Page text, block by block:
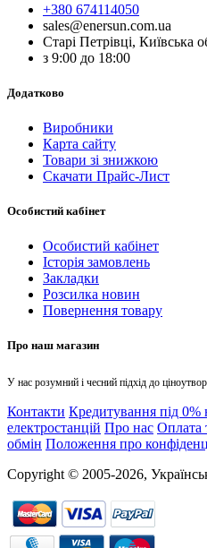
+380 674114050
sales@enersun.com.ua
Старі Петрівці, Київська
з 9:00 до 18:00
Додатково
Виробники
Карта сайту
Товари зі знижкою
Скачати Прайс-Лист
Особистий кабінет
Особистий кабінет
Історія замовлень
Закладки
Розсилка новин
Повернення товару
Про наш магазин
У нас розумний і чесний підхід до
Контакти Кредитування під 0%
електростанцій Про нас Оплата
обмін Положення про
Copyright © 2005-2026,